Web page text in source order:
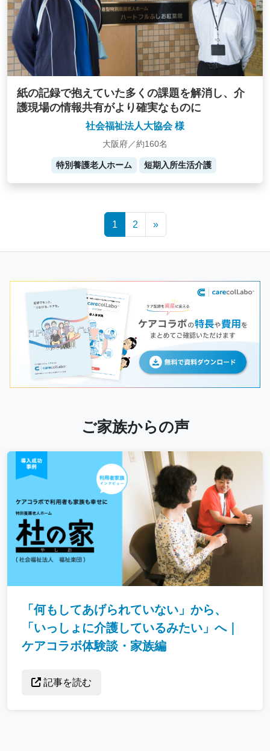
紙の記録で抱えていた多くの課題を解消し、介
護現場の情報共有がより確実なものに
社会福祉法人大協会 様
大阪府／約160名
特別養護老人ホーム 短期入所生活介護
1 2 »
ご家族からの声
「何もしてあげられていない」から、
「いっしょに介護しているみたい」へ｜
ケアコラボ体験談・家族編
記事を読む